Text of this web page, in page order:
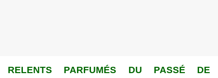
RELENTS PARFUMÉS DU PASSÉ DE